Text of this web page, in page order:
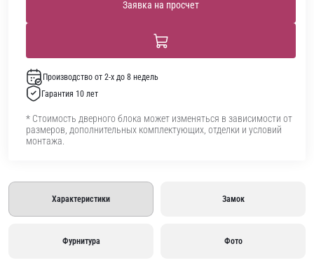
Заявка на просчет
Производство от 2-х до 8 недель
Гарантия 10 лет
* Стоимость дверного блока может изменяться в зависимости от
размеров, дополнительных комплектующих, отделки и условий
монтажа.
Характеристики Замок
Фурнитура Фото